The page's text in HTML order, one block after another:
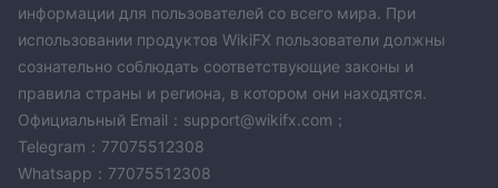
информации для пользователей со всего мира. При
использовании продуктов WikiFX пользователи должны
сознательно соблюдать соответствующие законы и
правила страны и региона, в котором они находятся.
Официальный Email：support@wikifx.com；
Telegram：77075512308
Whatsapp：77075512308